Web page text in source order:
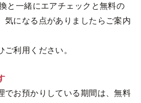
と一緒にエアチェックと無料の
気になる点がありましたらご案内
利用ください。
でお預かりしている期間は、無料